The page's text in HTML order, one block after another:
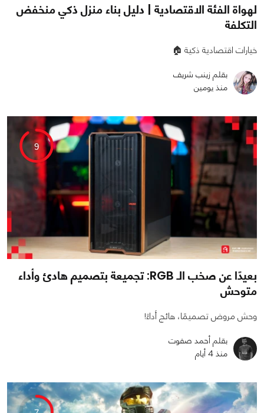
641
0
0
لهواة الفئة الاقتصادية | دليل بناء منزل ذكي منخفض
التكلفة
خيارات اقتصادية ذكية 🏠
بقلم زينب شريف
منذ يومين
9
1926
0
0
بعيدًا عن صخب الـ RGB: تجميعة بتصميم هادئ وأداء
متوحش
وحش مروض تصميمًا، هائج أداءً!
بقلم أحمد صفوت
منذ 4 أيام